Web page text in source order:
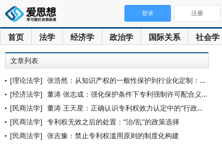
首页 法学 经济学 政治学 国际关系 社会学
登录 注册
文章列表
[理论法学] 张浩然：从知识产权的一般性保护到行业化定制：罕见病用药市场独
[经济法学] 董涛 张志成：强化保护条件下专利强制许可配合义务设定研究
[民商法学] 董涛 王天星：正确认识专利权效力认定中的“行政／司法”职权二
[民商法学] 专利权无效之后的处置：“治/乱”的政策选择
[民商法学] 张吉豫：禁止专利权滥用原则的制度化构建